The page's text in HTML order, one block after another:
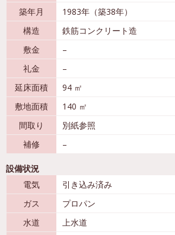
築年月
1983年（築38年）
構造
鉄筋コンクリート造
敷金
–
礼金
–
延床面積
94 ㎡
敷地面積
140 ㎡
間取り
別紙参照
補修
–
設備状況
電気
引き込み済み
ガス
プロパン
水道
上水道